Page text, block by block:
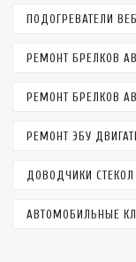
ПОДОГРЕВАТЕЛИ
РЕМОНТ БРЕЛКОВ
РЕМОНТ БРЕЛКОВ
РЕМОНТ ЭБУ
ДОВОДЧИКИ СТЕКОЛ
АВТОМОБИЛЬНЫЕ